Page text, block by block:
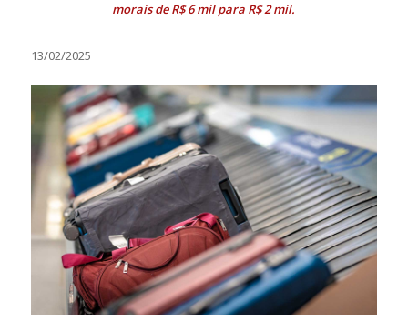
morais de R$ 6 mil para R$ 2 mil.
13/02/2025